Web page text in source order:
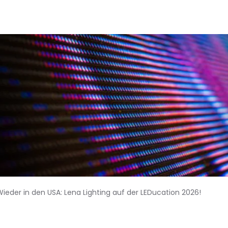
in den USA: Lena Lighting auf der LEDucation 2026!